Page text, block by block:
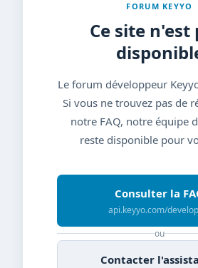
FORUM KEYYO
Ce site n'est
Le forum développeur
Si vous ne trouvez pas de
notre FAQ, notre équipe
reste disponible pour
Consulter la
api.keyyo.com/
ou
Contacter